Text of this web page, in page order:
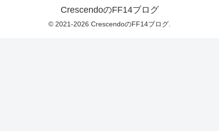
CrescendoのFF14ブログ
© 2021-2026 CrescendoのFF14ブログ.